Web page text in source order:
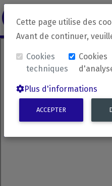
revirada Langue
Cette page utilise des
Avant de continuer,
Cookies
techniques
Cookies
Plus d'informations
ACCEPTER